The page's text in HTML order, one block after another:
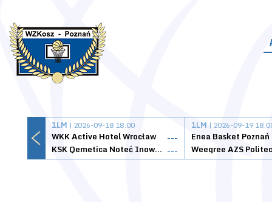
1LM | 2026-09-18 18:00
WKK Active Hotel Wrocław
---
KSK Qemetica Noteć Inowrocław ---
1LM | 2026-09-19
Enea Basket Poznań